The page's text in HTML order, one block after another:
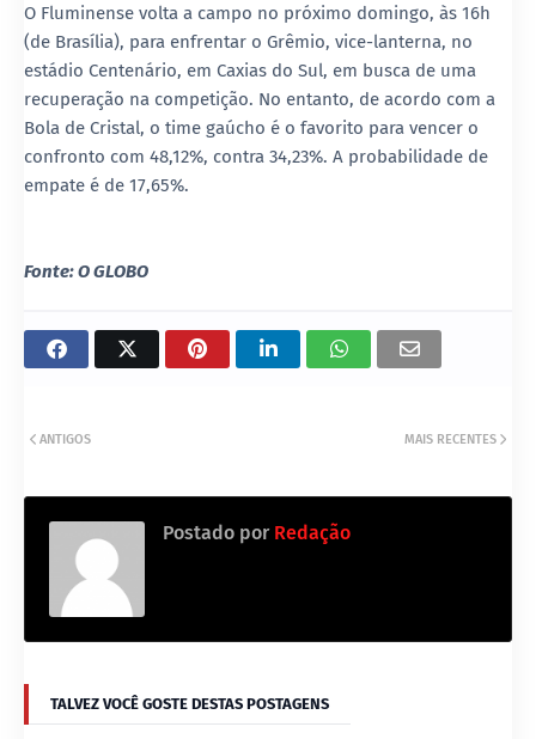
O Fluminense volta a campo no próximo domingo, às 16h
(de Brasília), para enfrentar o Grêmio, vice-lanterna, no
estádio Centenário, em Caxias do Sul, em busca de uma
recuperação na competição. No entanto, de acordo com a
Bola de Cristal, o time gaúcho é o favorito para vencer o
confronto com 48,12%, contra 34,23%. A probabilidade de
empate é de 17,65%.
Fonte: O GLOBO
MAIS RECENTES
ANTIGOS
Postado por Redação
TALVEZ VOCÊ GOSTE DESTAS POSTAGENS